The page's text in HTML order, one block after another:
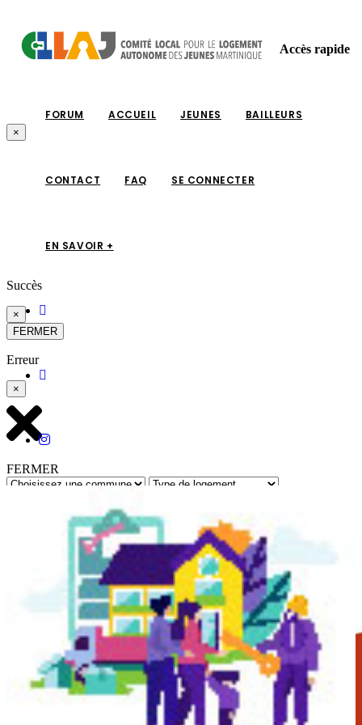
FORUM ACCUEIL JEUNES BAILLEURS
CONTACT FAQ SE CONNECTER
EN SAVOIR +
Accès rapide
×
Succès
×
FERMER
Erreur
×
FERMER
Retour à toutes les annonces
Réf : 10783 - Mis à jour le : 01/07/2026
La Trinité- Appartement - F2